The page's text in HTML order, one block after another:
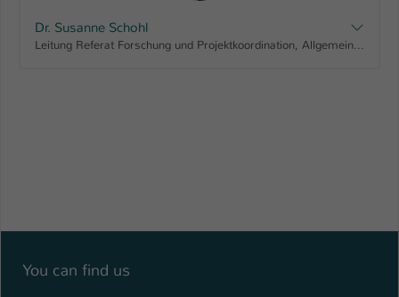
Dr. Susanne Schohl
Leitung Referat Forschung und Projektkoordination, Allgemeine Verwaltung, Gründungsbüro, Projekt ODPfalz - Offene Digitalisierungsallianz für die Pfalz
You can find us